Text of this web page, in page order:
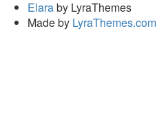
Elaraby LyraThemes
Made by LyraThemes.com